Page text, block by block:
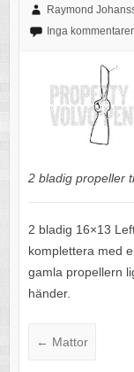
Raymond
Inga kommentarer
2 bladig propeller
2 bladig 16×13
komplettera med
gamla propellern
händer.
← Mattor